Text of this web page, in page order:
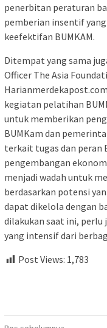
penerbitan peraturan
pemberian insentif
keefektifan BUMKAM.
Ditempat yang sama
Officer The Asia
kegiatan pelatihan
untuk memberikan
BUMKam dan
terkait tugas dan peran
pengembangan
menjadi wadah untuk
berdasarkan potensi
dapat dikelola dengan
dilakukan saat ini, perlu
yang intensif dari
Post Views: 1,783